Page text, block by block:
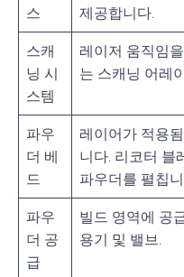
스
제공합니다.
스캐
닝 시
스템
레이저 움직임
는 스캐닝 어레
파우
더 베
드
레이어가 적용
니다. 리코터 블
파우더를 펼칩
파우
더 공
급
빌드 영역에 공
용기 및 밸브.